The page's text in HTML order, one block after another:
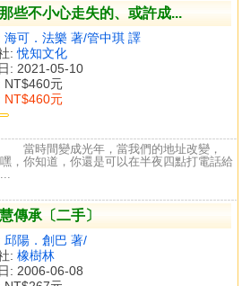
些不小心走失的、或許成...
海可．法樂 著/管中琪 譯
:悅知文化
: 2021-05-10
NT$460元
NT$460元
當時間變成光年，當我們的地址改變，
你知道，你還是可以在半夜四點打電話給
傳承〔二手〕
邱陽．創巴 著/
: 橡樹林
: 2006-06-08